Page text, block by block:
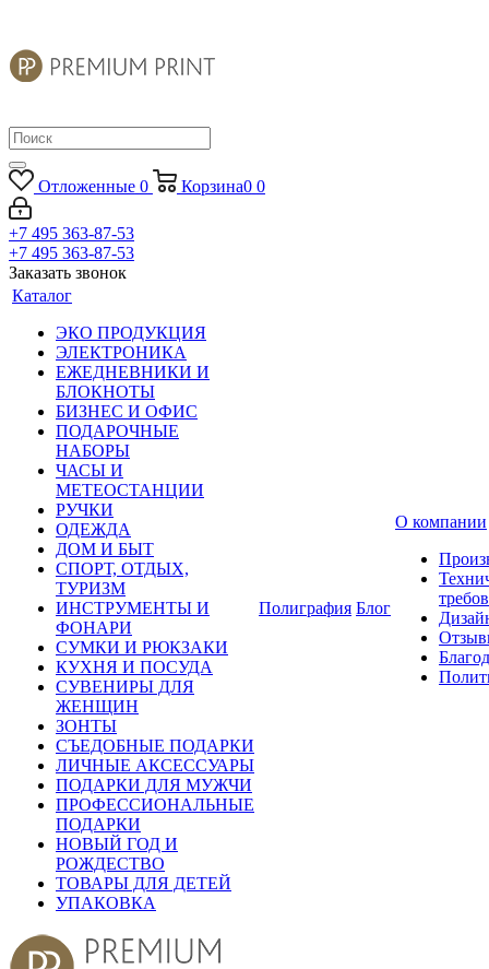
Отложенные 0 Корзина0 0
+7 495 363-87-53
+7 495 363-87-53
Заказать звонок
Каталог
ЭКО ПРОДУКЦИЯ
ЭЛЕКТРОНИКА
ЕЖЕДНЕВНИКИ И
БЛОКНОТЫ
БИЗНЕС И ОФИС
ПОДАРОЧНЫЕ
НАБОРЫ
ЧАСЫ И
МЕТЕОСТАНЦИИ
РУЧКИ
ОДЕЖДА
ДОМ И БЫТ
СПОРТ, ОТДЫХ,
ТУРИЗМ
ИНСТРУМЕНТЫ И
ФОНАРИ
СУМКИ И РЮКЗАКИ
КУХНЯ И ПОСУДА
СУВЕНИРЫ ДЛЯ
ЖЕНЩИН
ЗОНТЫ
СЪЕДОБНЫЕ ПОДАРКИ
ЛИЧНЫЕ АКСЕССУАРЫ
ПОДАРКИ ДЛЯ МУЖЧИ
ПРОФЕССИОНАЛЬНЫЕ
ПОДАРКИ
НОВЫЙ ГОД И
РОЖДЕСТВО
ТОВАРЫ ДЛЯ ДЕТЕЙ
УПАКОВКА
Полиграфия Блог
О компании